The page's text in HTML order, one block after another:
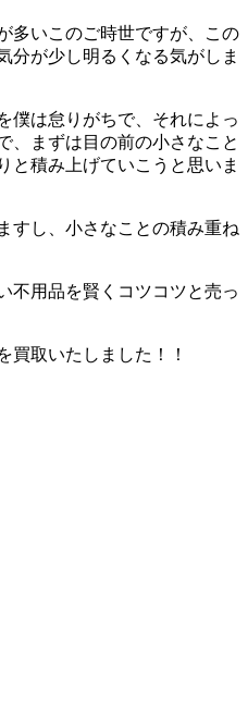
多いこのご時世ですが、この
分が少し明るくなる気がしま
僕は怠りがちで、それによっ
、まずは目の前の小さなこと
と積み上げていこうと思いま
すし、小さなことの積み重ね
不用品を賢くコツコツと売っ
買取いたしました！！